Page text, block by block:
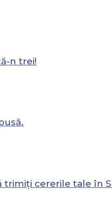
n trei!
trimiți cererile tale în